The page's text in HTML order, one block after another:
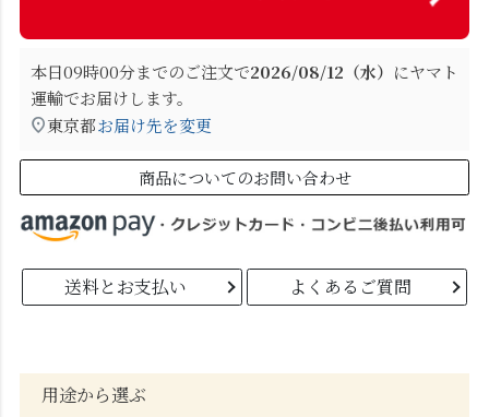
本日09時00分までのご注文で2026/08/12（水） にヤマト
運輸でお届けします。
東京都お届け先を変更
商品についてのお問い合わせ
送料とお支払い よくあるご質問
用途から選ぶ